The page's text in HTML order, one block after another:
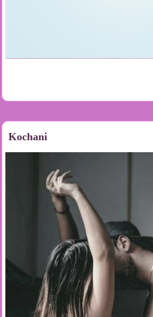
Kochani